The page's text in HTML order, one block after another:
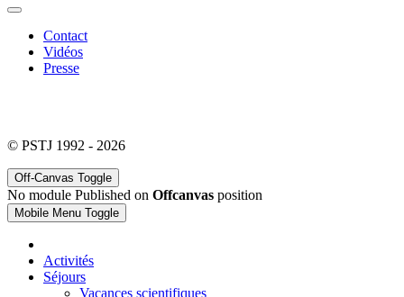
Contact
Vidéos
Presse
© PSTJ 1992 - 2026
Off-Canvas Toggle
No module Published on Offcanvas position
Mobile Menu Toggle
Activités
Séjours
Vacances scientifiques